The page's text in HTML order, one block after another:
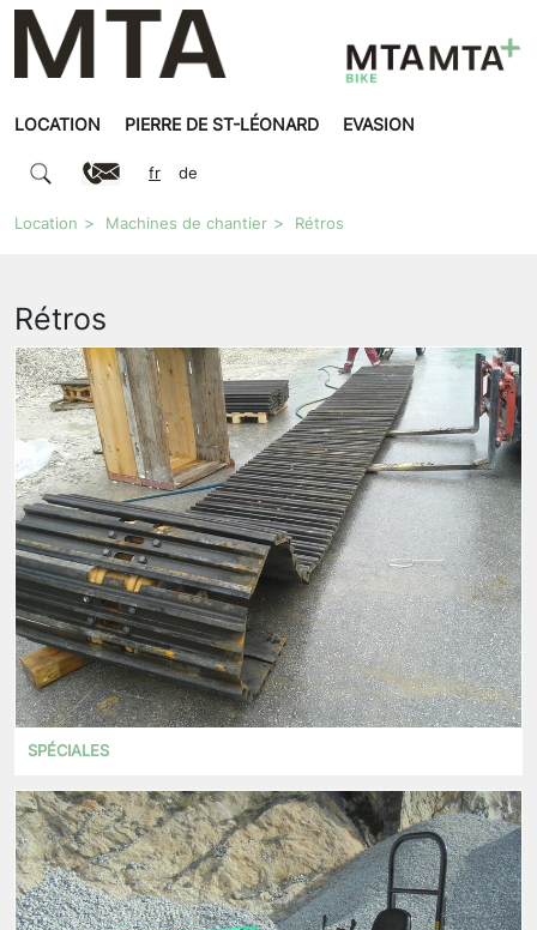
LOCATION PIERRE DE ST-LÉONARD EVASION
fr de
Location Machines de chantier Rétros
Rétros
SPÉCIALES